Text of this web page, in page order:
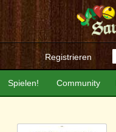
Registrieren
Community
Spielen!